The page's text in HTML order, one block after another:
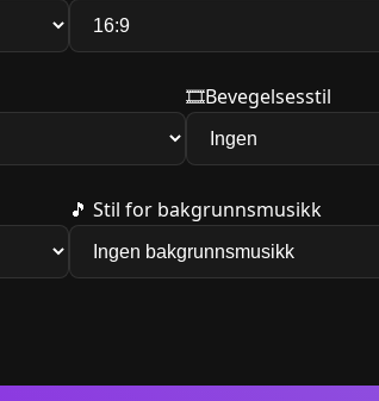
🎞️Bevegelsesstil
🎵 Stil for bakgrunnsmusikk